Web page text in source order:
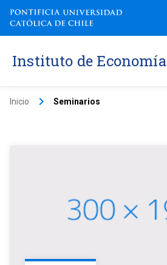
Instituto de Economía
Inicio keyboard_arrow_right Seminarios